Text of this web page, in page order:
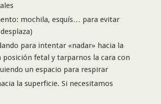
mochila, esquís… para evitar
para intentar «nadar» hacia la
fetal y tarparnos la cara con
un espacio para respirar
la superficie. Si necesitamos